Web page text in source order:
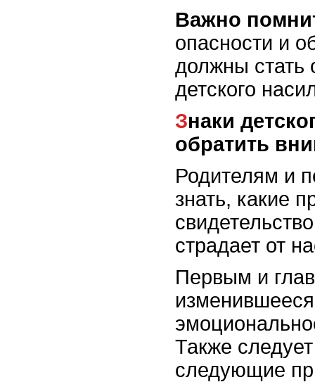
Важно
опасности и
должны стать
детского
Знаки детского насилия: что следует
обратить
Родителям и
знать, какие
страдает от
Первым и
Также
следующие